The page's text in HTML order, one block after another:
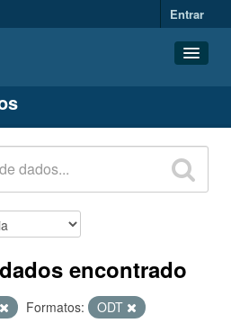
Entrar
encontrado
Formatos:
ODT